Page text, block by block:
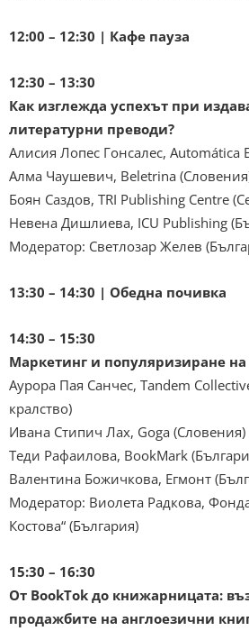
12:00 – 12:30 | Кафе пауза
12:30 – 13:30
Как изглежда успехът при
литературни преводи?
Алисия Лопес Гонсалес, Automática
Алма Чаушевич, Beletrina
Боян Саздов, TRI Publishing Centre
Невена Дишлиева, ICU Publishing
Модератор: Светлозар Желев
13:30 – 14:30 | Обедна почивка
14:30 – 15:30
Маркетинг и популяризиране
Аурора Пая Санчес, Tandem
кралство)
Ивана Стипич Лах, Goga (Словения)
Теди Рафаилова, BookMark
Валентина Божичкова, Егмонт
Модератор: Виолета Радкова,
Костова“ (България)
15:30 – 16:30
От BookTok до книжарницата:
продажбите на англоезични